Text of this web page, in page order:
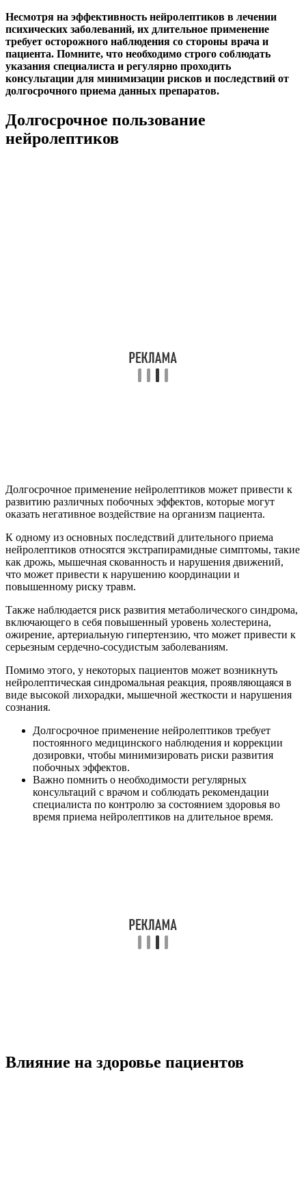
Несмотря на эффективность нейролептиков в лечении
психических заболеваний, их длительное применение
требует осторожного наблюдения со стороны врача и
пациента. Помните, что необходимо строго соблюдать
указания специалиста и регулярно проходить
консультации для минимизации рисков и последствий от
долгосрочного приема данных препаратов.
Долгосрочное пользование
нейролептиков
Долгосрочное применение нейролептиков может привести к
развитию различных побочных эффектов, которые могут
оказать негативное воздействие на организм пациента.
К одному из основных последствий длительного приема
нейролептиков относятся экстрапирамидные симптомы, такие
как дрожь, мышечная скованность и нарушения движений,
что может привести к нарушению координации и
повышенному риску травм.
Также наблюдается риск развития метаболического синдрома,
включающего в себя повышенный уровень холестерина,
ожирение, артериальную гипертензию, что может привести к
серьезным сердечно-сосудистым заболеваниям.
Помимо этого, у некоторых пациентов может возникнуть
нейролептическая синдромальная реакция, проявляющаяся в
виде высокой лихорадки, мышечной жесткости и нарушения
сознания.
Долгосрочное применение нейролептиков требует
постоянного медицинского наблюдения и коррекции
дозировки, чтобы минимизировать риски развития
побочных эффектов.
Важно помнить о необходимости регулярных
консультаций с врачом и соблюдать рекомендации
специалиста по контролю за состоянием здоровья во
время приема нейролептиков на длительное время.
Влияние на здоровье пациентов